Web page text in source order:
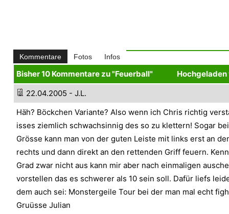
Kommentare Fotos Infos
Bisher 10 Kommentare zu "Feuerball"
22.04.2005 - J.L.
Häh? Böckchen Variante? Also wenn ich Chris richtig
isses ziemlich schwachsinnig des so zu klettern! Sogar
Grösse kann man von der guten Leiste mit links erst an
rechts und dann direkt an den rettenden Griff feuern.
Grad zwar nicht aus kann mir aber nach einmaligen
vorstellen das es schwerer als 10 sein soll. Dafür liefs
dem auch sei: Monstergeile Tour bei der man mal echt
Gruüsse Julian